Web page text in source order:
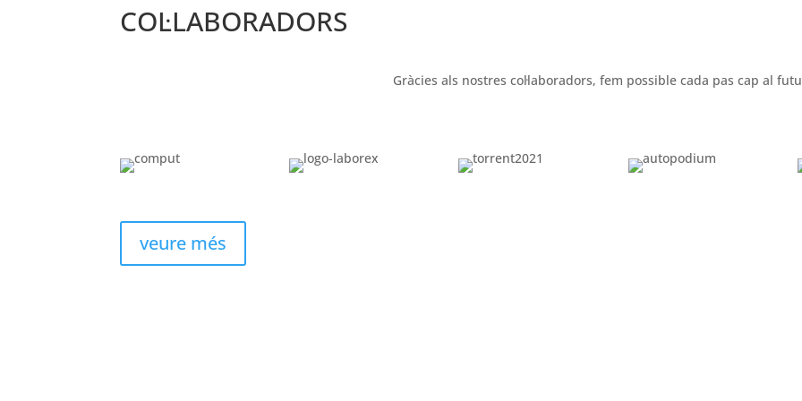
COL·LABORADORS
Gràcies als nostres col·laboradors, fem possible cada pas cap al
veure més